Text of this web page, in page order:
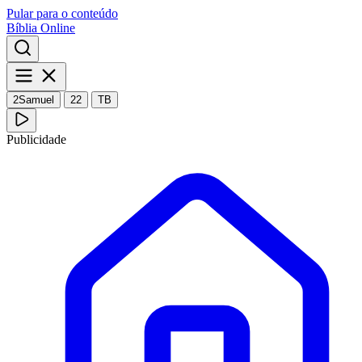
Pular para o conteúdo
Bíblia Online
2Samuel 22 TB
Publicidade